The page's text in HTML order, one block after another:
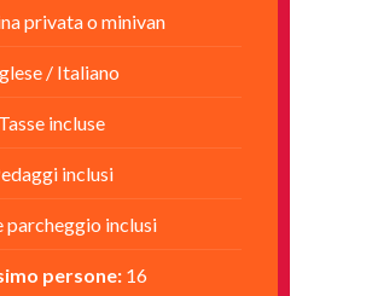
privata o minivan
/ Italiano
Tasse incluse
inclusi
parcheggio inclusi
persone:16